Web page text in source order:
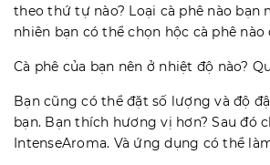
theo thứ tự nào? Loại cà phê nào bạn
nhiên bạn có thể chọn hộc cà phê nào
Cà phê của bạn nên ở nhiệt độ nào?
Bạn cũng có thể đặt số lượng và độ
bạn. Bạn thích hương vị hơn? Sau đó
IntenseAroma. Và ứng dụng có thể